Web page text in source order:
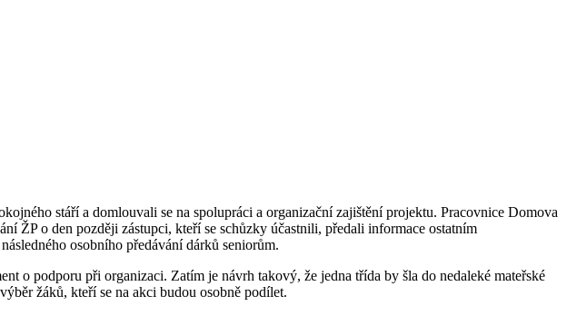
stáří a domlouvali se na spolupráci a organizační zajištění projektu. Pracovnice Domova
ŽP o den později zástupci, kteří se schůzky účastnili, předali informace ostatním
osobního předávání dárků seniorům.
o podporu při organizaci. Zatím je návrh takový, že jedna třída by šla do nedaleké mateřské
žáků, kteří se na akci budou osobně podílet.